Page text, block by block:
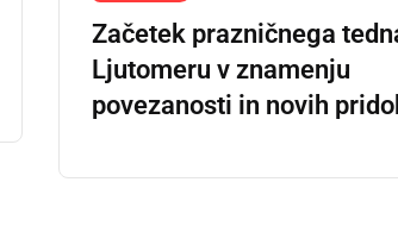
Začetek prazničnega
Ljutomeru v znamenju
povezanosti in novih